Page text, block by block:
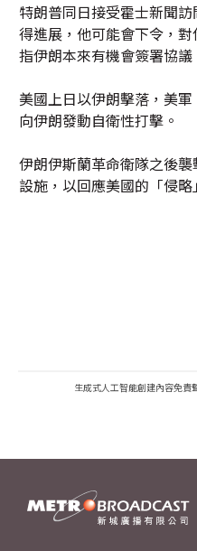
特朗普同日接受霍士新聞
得進展，他可能會下令，
指伊朗本來有機會簽署協議
美國上日以伊朗擊落，美
向伊朗發動自衛性打擊。
伊朗伊斯蘭革命衛隊之後
設施，以回應美國的「侵略
生成式人工智能創建內容免責